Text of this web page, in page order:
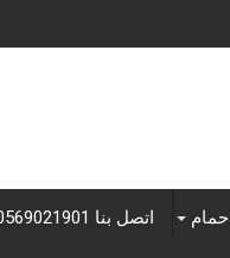
اتصل بنا 0569021901